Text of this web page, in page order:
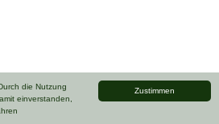
Zustimmen
die Nutzung
einverstanden,